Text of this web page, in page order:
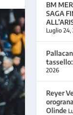
BM
SAGA
Luglio 24,
2026
Reyer
Olinde